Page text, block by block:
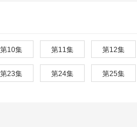
第10集 第11集 第12集
第23集 第24集 第25集